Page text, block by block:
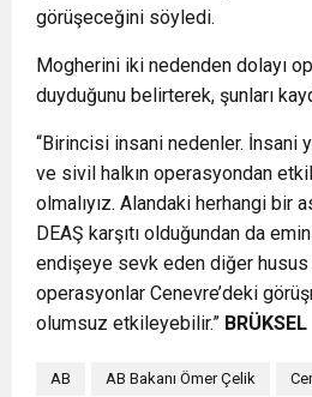
görüşeceğini söyledi.
Mogherini iki nedenden dolayı
duyduğunu belirterek, şunları
“Birincisi insani nedenler. İnsani
ve sivil halkın operasyondan
olmalıyız. Alandaki herhangi bir
DEAŞ karşıtı olduğundan da
endişeye sevk eden diğer
operasyonlar Cenevre’deki
olumsuz etkileyebilir.” BRÜKSEL
AB AB Bakanı Ömer Çelik